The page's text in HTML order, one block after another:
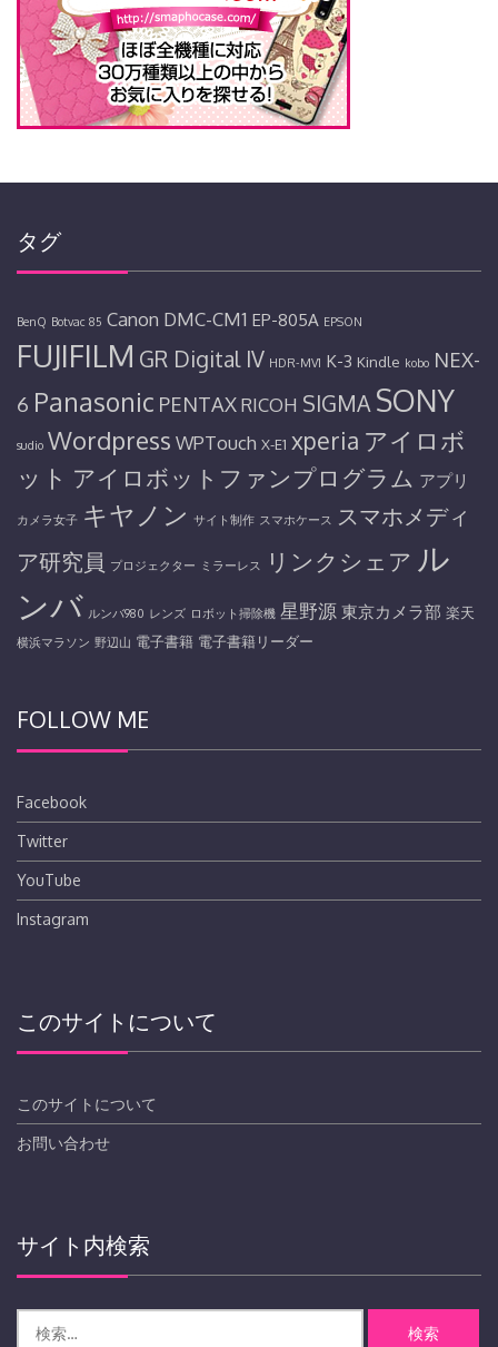
タグ
BenQ Botvac 85 Canon DMC-CM1 EP-805A EPSON
FUJIFILM GR Digital IV HDR-MV1 K-3 Kindle kobo NEX-
6 Panasonic PENTAXRICOH SIGMA SONY
sudio Wordpress WPTouch X-E1 xperia アイロボ
ット アイロボットファンプログラム アプリ
カメラ女子 キヤノン サイト制作 スマホケース
スマホメディ
ア研究員 プロジェクター ミラーレス リンクシェア ル
ンバ ルンバ980 レンズ ロボット掃除機 星野源 東京カメラ部 楽天
横浜マラソン 野辺山 電子書籍 電子書籍リーダー
FOLLOW ME
Facebook
Twitter
YouTube
Instagram
このサイトについて
このサイトについて
お問い合わせ
サイト内検索